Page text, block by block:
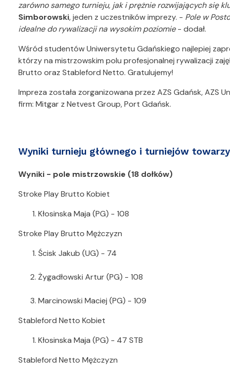
zarówno samego turnieju, jak i prężnie rozwijających się
Simborowski, jeden z uczestników imprezy. - Pole w
idealne do rywalizacji na wysokim poziomie- dodał.
Wśród studentów Uniwersytetu Gdańskiego najlepiej
którzy na mistrzowskim polu profesjonalnej rywalizacji
Brutto oraz Stableford Netto. Gratulujemy!
Impreza została zorganizowana przez AZS Gdańsk, AZS
firm: Mitgar z Netvest Group, Port Gdańsk.
Wyniki turnieju głównego i turniejów
Wyniki - pole mistrzowskie (18 dołków)
Stroke Play Brutto Kobiet
Kłosinska Maja (PG) - 108
Stroke Play Brutto Mężczyzn
Ścisk Jakub (UG) - 74
Żygadłowski Artur (PG) - 108
Marcinowski Maciej (PG) - 109
Stableford Netto Kobiet
Kłosinska Maja (PG) - 47 STB
Stableford Netto Mężczyzn